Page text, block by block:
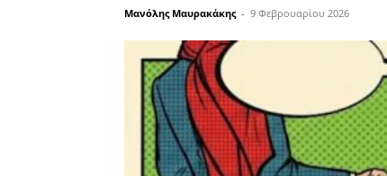
Μανόλης Μαυρακάκης - 9 Φεβρουαρίου 2026